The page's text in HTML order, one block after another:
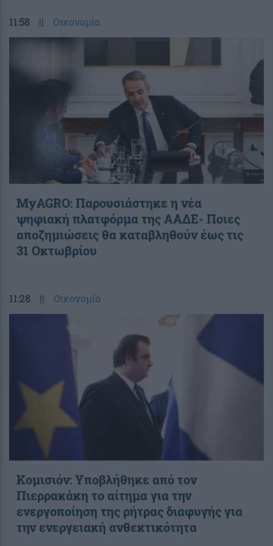
11:58 || Οικονομία
ΜyAGRO: Παρουσιάστηκε η νέα
ψηφιακή πλατφόρμα της ΑΑΔΕ- Ποιες
αποζημιώσεις θα καταβληθούν έως τις
31 Οκτωβρίου
11:28 || Οικονομία
Κομισιόν: Υποβλήθηκε από τον
Πιερρακάκη το αίτημα για την
ενεργοποίηση της ρήτρας διαφυγής για
την ενεργειακή ανθεκτικότητα